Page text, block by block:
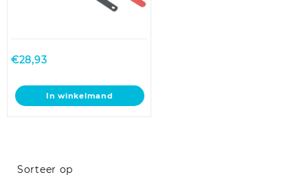
€28,93
In winkelmand
Sorteer op